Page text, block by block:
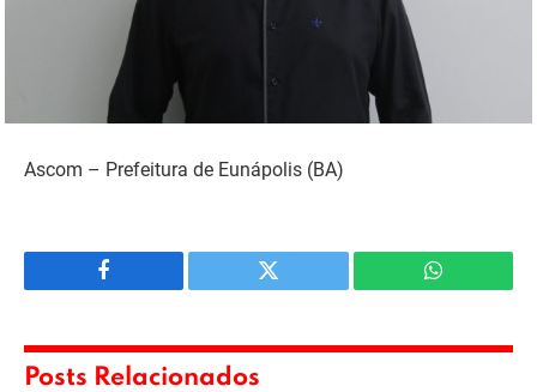
Ascom – Prefeitura de Eunápolis (BA)
Facebook Twitter WhatsApp
Posts Relacionados